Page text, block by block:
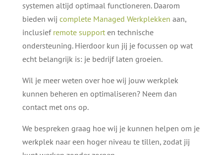
systemen altijd optimaal functioneren. Daarom
bieden wij complete Managed Werkplekken aan,
inclusief remote supporten technische
ondersteuning. Hierdoor kun jij je focussen op wat
echt belangrijk is: je bedrijf laten groeien.
Wil je meer weten over hoe wij jouw werkplek
kunnen beheren en optimaliseren? Neem dan
contact met ons op.
We bespreken graag hoe wij je kunnen helpen om je
werkplek naar een hoger niveau te tillen, zodat jij